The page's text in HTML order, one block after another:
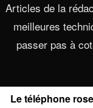
Articles de la
meilleures
passer pas à
Le téléphone